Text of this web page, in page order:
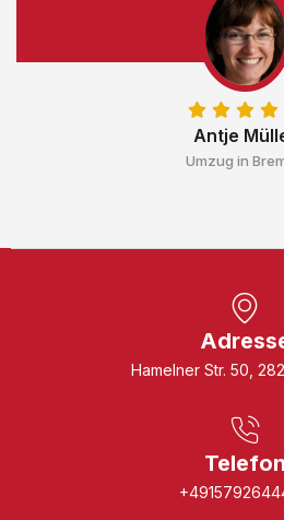
Antje
Umzug in
Hamelner Str. 50,
Telefon